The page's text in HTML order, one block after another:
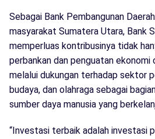
Sebagai Bank Pembangunan
masyarakat Sumatera Utara, Bank
memperluas kontribusinya tidak
perbankan dan penguatan ekonomi
melalui dukungan terhadap sektor
budaya, dan olahraga sebagai
sumber daya manusia yang
“Investasi terbaik adalah investasi